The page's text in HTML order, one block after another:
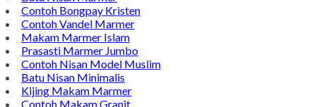
Contoh Bongpay Kristen
Contoh Vandel Marmer
Makam Marmer Islam
Prasasti Marmer Jumbo
Contoh Nisan Model Muslim
Batu Nisan Minimalis
Kijing Makam Marmer
Contoh Makam Granit